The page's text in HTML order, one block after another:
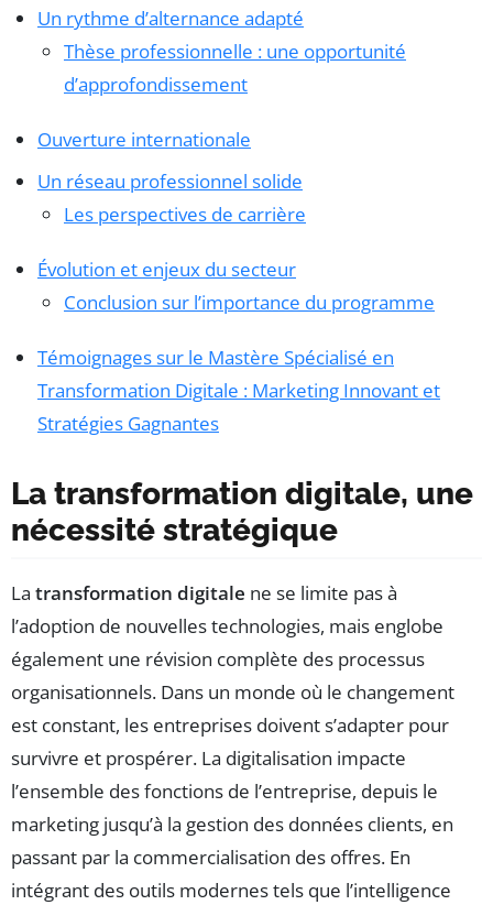
Un rythme d’alternance adapté
Thèse professionnelle : une opportunité
d’approfondissement
Ouverture internationale
Un réseau professionnel solide
Les perspectives de carrière
Évolution et enjeux du secteur
Conclusion sur l’importance du programme
Témoignages sur le Mastère Spécialisé en
Transformation Digitale : Marketing Innovant et
Stratégies Gagnantes
La transformation digitale, une
nécessité stratégique
La transformation digitale ne se limite pas à
l’adoption de nouvelles technologies, mais englobe
également une révision complète des processus
organisationnels. Dans un monde où le changement
est constant, les entreprises doivent s’adapter pour
survivre et prospérer. La digitalisation impacte
l’ensemble des fonctions de l’entreprise, depuis le
marketing jusqu’à la gestion des données clients, en
passant par la commercialisation des offres. En
intégrant des outils modernes tels que l’intelligence